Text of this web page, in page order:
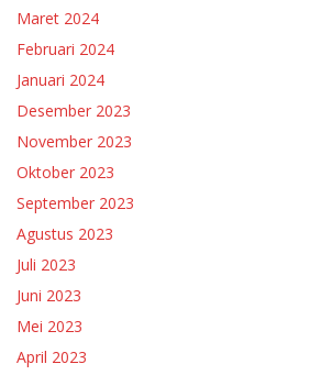
Maret 2024
Februari 2024
Januari 2024
Desember 2023
November 2023
Oktober 2023
September 2023
Agustus 2023
Juli 2023
Juni 2023
Mei 2023
April 2023